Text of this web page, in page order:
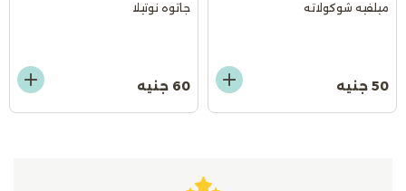
ميلفيه شوكولاته
50 جنيه
جاتوه نوتيلا
60 جنيه